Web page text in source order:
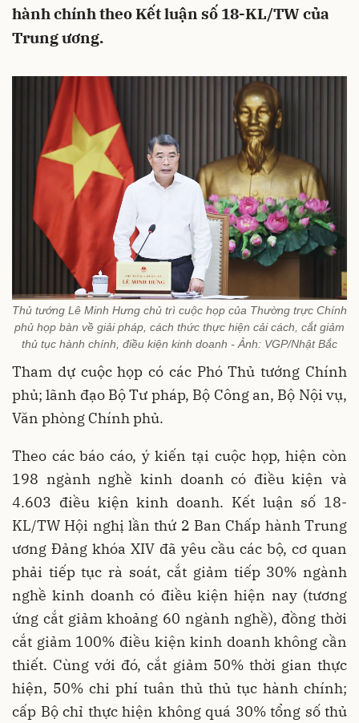
hành chính theo Kết luận số 18-KL/TW của
Trung ương.
Thủ tướng Lê Minh Hưng chủ trì cuộc họp của Thường trực Chính
phủ họp bàn về giải pháp, cách thức thực hiện cải cách, cắt giảm
thủ tục hành chính, điều kiện kinh doanh - Ảnh: VGP/Nhật Bắc
Tham dự cuộc họp có các Phó Thủ tướng Chính
phủ; lãnh đạo Bộ Tư pháp, Bộ Công an, Bộ Nội vụ,
Văn phòng Chính phủ.
Theo các báo cáo, ý kiến tại cuộc họp, hiện còn
198 ngành nghề kinh doanh có điều kiện và
4.603 điều kiện kinh doanh. Kết luận số 18-
KL/TW Hội nghị lần thứ 2 Ban Chấp hành Trung
ương Đảng khóa XIV đã yêu cầu các bộ, cơ quan
phải tiếp tục rà soát, cắt giảm tiếp 30% ngành
nghề kinh doanh có điều kiện hiện nay (tương
ứng cắt giảm khoảng 60 ngành nghề), đồng thời
cắt giảm 100% điều kiện kinh doanh không cần
thiết. Cùng với đó, cắt giảm 50% thời gian thực
hiện, 50% chi phí tuân thủ thủ tục hành chính;
cấp Bộ chỉ thực hiện không quá 30% tổng số thủ